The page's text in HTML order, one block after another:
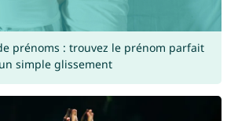
prénoms : trouvez le prénom parfait
simple glissement